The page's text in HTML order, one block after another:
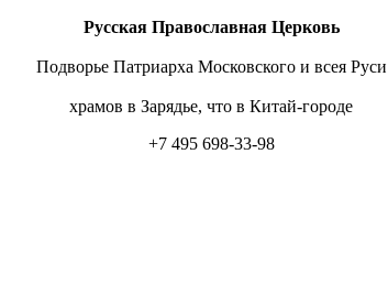
Русская Православная Церковь
Подворье Патриарха Московского и всея Руси
храмов в Зарядье, что в Китай-городе
+7 495 698-33-98